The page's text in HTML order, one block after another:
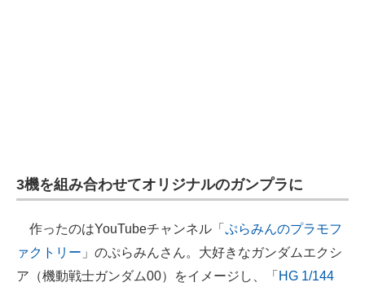
3機を組み合わせてオリジナルのガンプラに
作ったのはYouTubeチャンネル「 ぷらみんのプラモフ
ァクトリー 」のぷらみんさん。大好きなガンダムエクシ
ア（機動戦士ガンダム00）をイメージし、「 HG 1/144